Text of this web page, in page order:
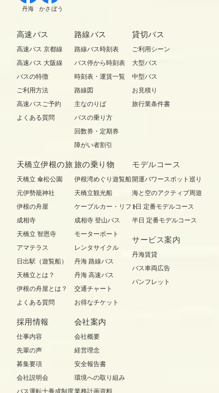
丹海 かさぼう
高速バス
高速バス 京都線
高速バス 大阪線
バスの特徴
ご利用方法
高速バスご予約
よくある質問
路線バス
路線バス時刻表
バス停から時刻表
時刻表・運賃一覧
路線図
主なのりば
バスの乗り方
回数券・定期券
障がい者割引
貸切バス
ご利用シーン
大型バス
中型バス
お見積り
旅行業条件書
天橋立伊根の旅
天橋立 傘松公園
元伊勢籠神社
伊根の舟屋
成相寺
天橋立 智恩寺
アマテラス
日出駅（遊覧船）
天橋立とは？
伊根の舟屋とは？
よくある質問
旅の乗り物
伊根湾めぐり遊覧船
天橋立観光船
ケーブルカー・リフト
成相寺 登山バス
モーターボート
レンタサイクル
丹海 路線バス
丹海 高速バス
交通チャート
お得なチケット
モデルコース
開運パワースポット巡り
海と空のアクティブ周遊
1日 定番モデルコース
半日 定番モデルコース
サービス案内
丹海賃貸
バス車両広告
パンフレット
採用情報
仕事内容
先輩の声
募集要項
会社説明会
バス運転士養成制度
会社案内
会社概要
経営理念
安全報告書
環境への取り組み
業務計画資料